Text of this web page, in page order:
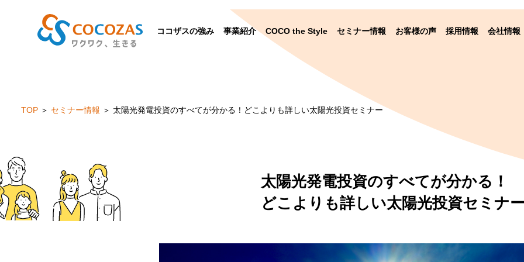
ココザスの強み 事業紹介 COCO the Style セミナー情報 お客様の声 採用情報 会社情報
TOP セミナー情報 太陽光発電投資のすべてが分かる！ どこよりも詳しい太陽光投資セミナー
太陽光発電投資のすべてが分かる！
どこよりも詳しい太陽光投資セミナ